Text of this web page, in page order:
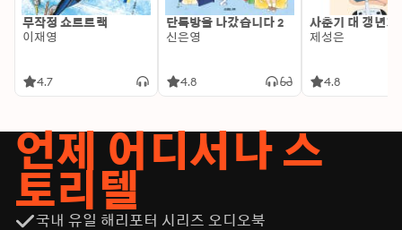
무작정 쇼트트랙
이재영
4.7
단톡방을 나갔습니다 2
신은영
4.8
사춘기 대 갱년기
제성은
4.8
언제 어디서나 스
토리텔
국내 유일 해리포터 시리즈 오디오북